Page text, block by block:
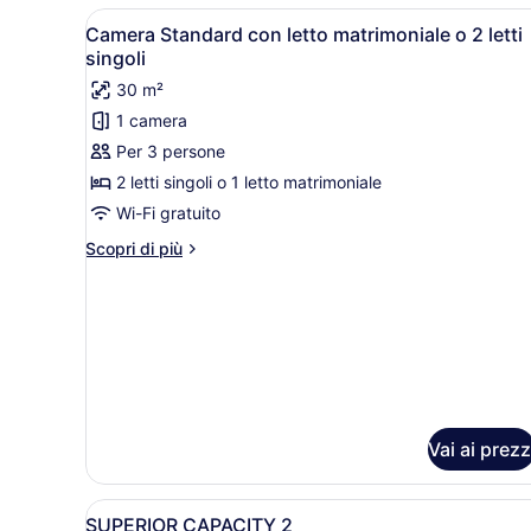
Apri
tutte
le
foto
per
Camera
Standard
con
letto
matrimoniale
Una camera d'albergo con
4
Camera Standard con letto matrimoniale o 2 letti
singoli
30 m²
1 camera
Per 3 persone
2 letti singoli o 1 letto matrimoniale
Wi-Fi gratuito
Scopri di più
Altri
singoli
Vai ai
Apri
Biancheria in cotone
11
SUPERIOR CAPACITY 2